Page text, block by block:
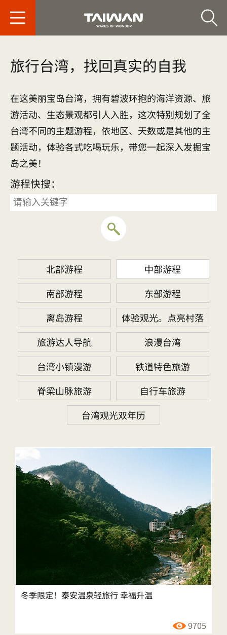
台旅会北京办事
旅行台湾，找回真实的自我
在这美丽宝岛台湾，拥有碧波环抱的海洋资源、旅
游活动、生态景观都引人入胜，这次特别规划了全
台湾不同的主题游程，依地区、天数或是其他的主
题活动，体验各式吃喝玩乐，带您一起深入发掘宝
岛之美！
游程快搜：
北部游程
中部游程
南部游程
东部游程
离岛游程
体验观光。点亮村落
旅游达人导航
浪漫台湾
台湾小镇漫游
铁道特色旅游
脊梁山脉旅游
自行车旅游
台湾观光双年历
冬季限定！泰安温泉轻旅行 幸福升温
9705